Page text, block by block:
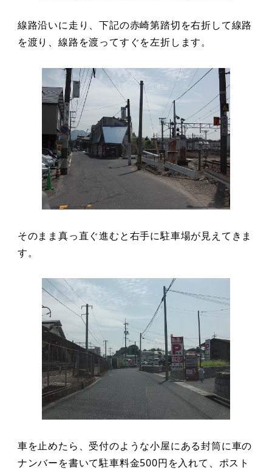
線路沿いに走り、下記の赤崎第踏切を右折して線路
を渡り、線路を渡ってすぐを左折します。
そのまま真っ直ぐ進むと右手に駐車場が見えてきま
す。
車を止めたら、受付のような小屋にある封筒に車の
ナンバーを書いて駐車料金500円を入れて、ポスト